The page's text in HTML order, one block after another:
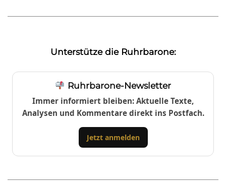
Unterstütze die Ruhrbarone:
Ruhrbarone-Newsletter
Immer informiert bleiben: Aktuelle Texte,
Analysen und Kommentare direkt ins Postfach.
Jetzt anmelden